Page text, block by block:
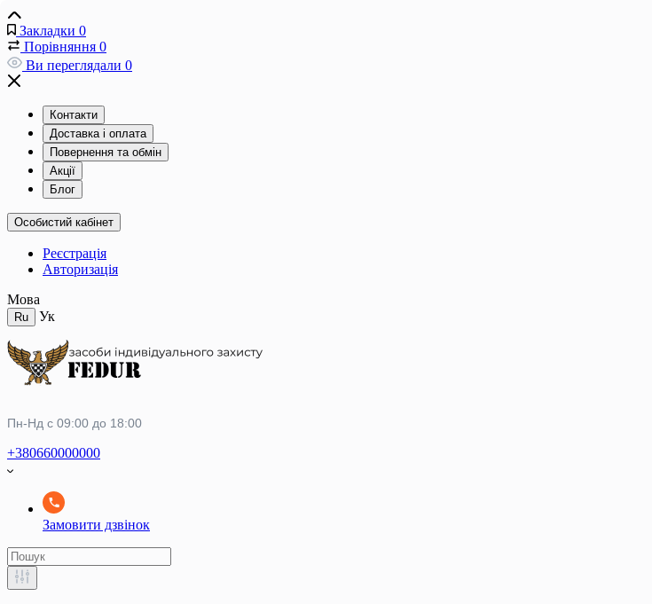
Закладки 0
Порівняння 0
Ви переглядали 0
Контакти
Доставка і оплата
Повернення та обмін
Акції
Блог
Особистий кабінет
Реєстрація
Авторизація
Мова
Ru Ук
Пн-Нд с 09:00 до 18:00
+380660000000
Замовити дзвінок